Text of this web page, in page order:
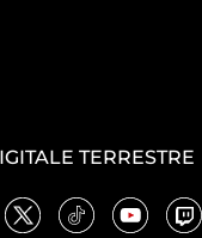
TERRESTRE